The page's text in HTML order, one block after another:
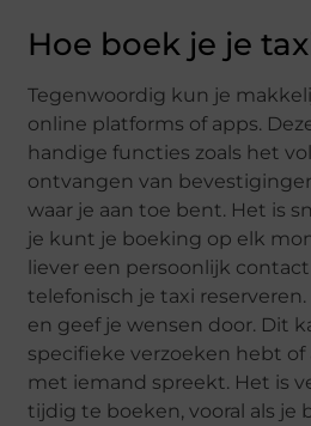
Hoe boek je je
Tegenwoordig kun je
online platforms of apps.
handige functies zoals het
ontvangen van
waar je aan toe bent. Het is
je kunt je boeking op elk
liever een persoonlijk
telefonisch je taxi
en geef je wensen door. Dit
specifieke verzoeken hebt of
met iemand spreekt. Het is
tijdig te boeken, vooral als je